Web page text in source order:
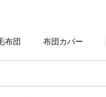
布団 布団カバー